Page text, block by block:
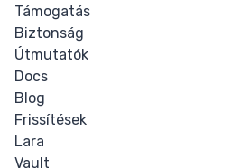
Támogatás
Biztonság
Útmutatók
Docs
Blog
Frissítések
Lara
Vault